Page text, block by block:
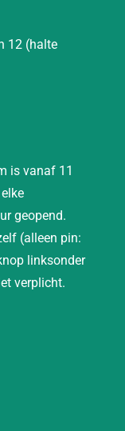
12 (halte
is vanaf 11
geopend.
(alleen pin:
linksonder
verplicht.